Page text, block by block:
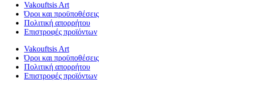
Vakouftsis Art
Όροι και προϋποθέσεις
Πολιτική απορρήτου
Επιστροφές προϊόντων
Vakouftsis Art
Όροι και προϋποθέσεις
Πολιτική απορρήτου
Επιστροφές προϊόντων